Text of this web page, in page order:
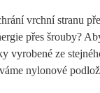
vrchní stranu
přes šrouby?
vyrobené ze
nylonové